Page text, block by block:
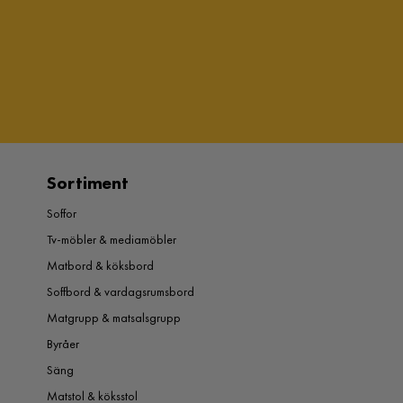
Sortiment
Soffor
Tv-möbler & mediamöbler
Matbord & köksbord
Soffbord & vardagsrumsbord
Matgrupp & matsalsgrupp
Byråer
Säng
Matstol & köksstol